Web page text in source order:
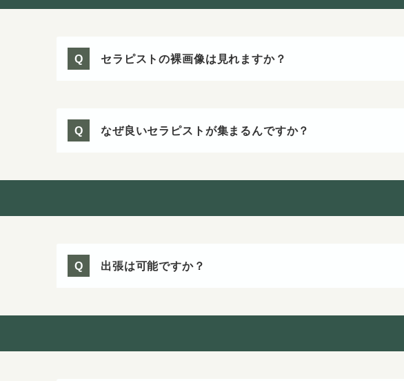
Q セラピストの裸画像は見れますか？
Q なぜ良いセラピストが集まるんですか？
Q 出張は可能ですか？